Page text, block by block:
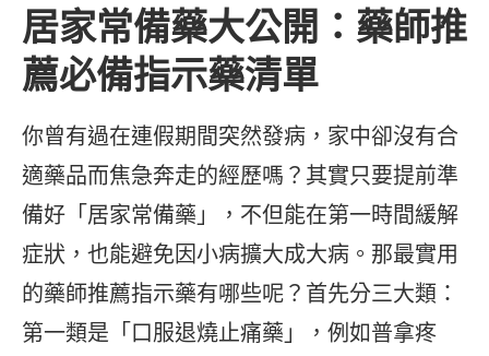
居家常備藥大公開：藥師推
薦必備指示藥清單
你曾有過在連假期間突然發病，家中卻沒有合
適藥品而焦急奔走的經歷嗎？其實只要提前準
備好「居家常備藥」，不但能在第一時間緩解
症狀，也能避免因小病擴大成大病。那最實用
的藥師推薦指示藥有哪些呢？首先分三大類：
第一類是「口服退燒止痛藥」，例如普拿疼